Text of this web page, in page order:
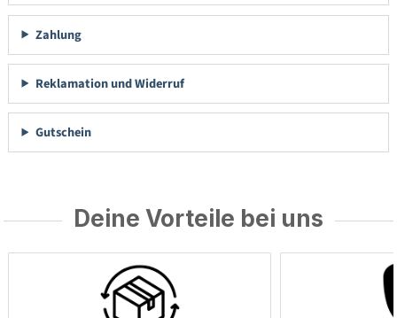
Zahlung
Reklamation und Widerruf
Gutschein
Deine Vorteile bei uns